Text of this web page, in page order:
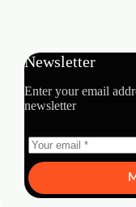
Newsletter
Enter your email
newsletter